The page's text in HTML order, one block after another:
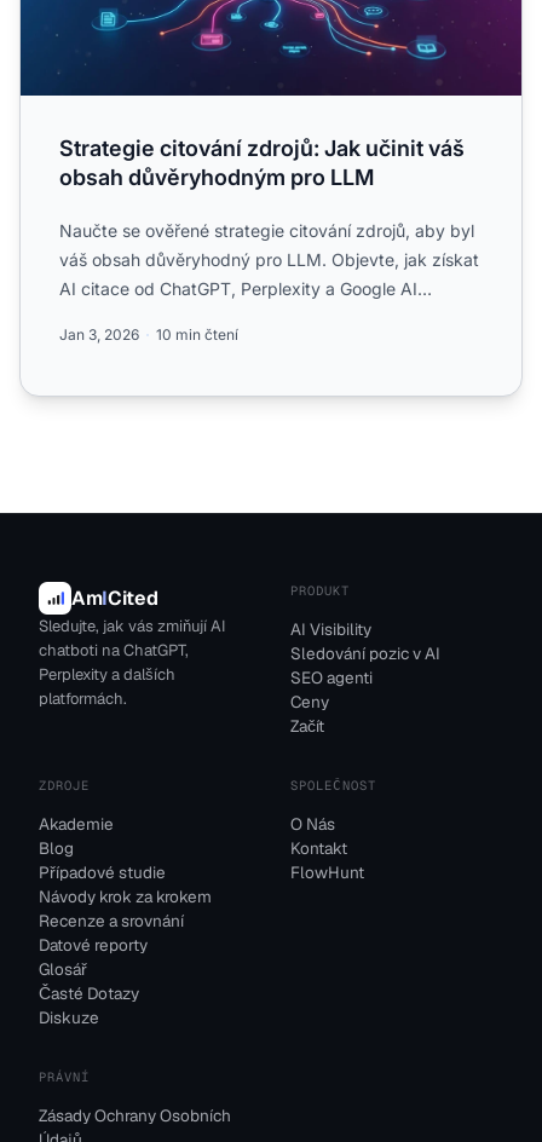
Strategie citování zdrojů: Jak učinit váš
obsah důvěryhodným pro LLM
Naučte se ověřené strategie citování zdrojů, aby byl
váš obsah důvěryhodný pro LLM. Objevte, jak získat
AI citace od ChatGPT, Perplexity a Google AI
Jan 3, 2026 10 min čtení
AmICited
Sledujte, jak vás zmiňují AI
chatboti na ChatGPT,
Perplexity a dalších
platformách.
PRODUKT
AI Visibility
Sledování pozic v AI
SEO agenti
Ceny
Začít
ZDROJE
Akademie
Blog
Případové studie
Návody krok za krokem
Recenze a srovnání
Datové reporty
Glosář
Časté Dotazy
Diskuze
SPOLEČNOST
O Nás
Kontakt
FlowHunt
PRÁVNÍ
Zásady Ochrany Osobních